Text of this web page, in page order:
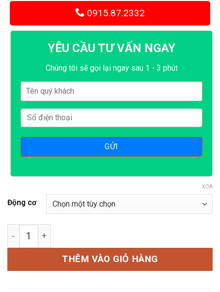
0915.87.2332
YÊU CẦU TƯ VẤN NGAY
Chúng tôi sẽ gọi lại ngay sau 1 - 3 phút
Động cơ
XÓA
Máy nổ bỏng 1 pha lắp 2 động cơ số lượng
THÊM VÀO GIỎ HÀNG